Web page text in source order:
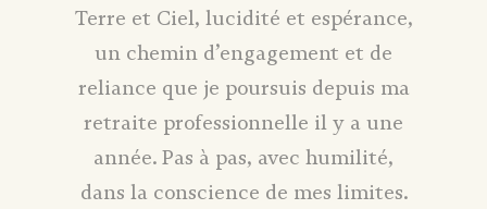
Terre et Ciel, lucidité et espérance,
un chemin d’engagement et de
reliance que je poursuis depuis ma
retraite professionnelle il y a une
année. Pas à pas, avec humilité,
dans la conscience de mes limites.